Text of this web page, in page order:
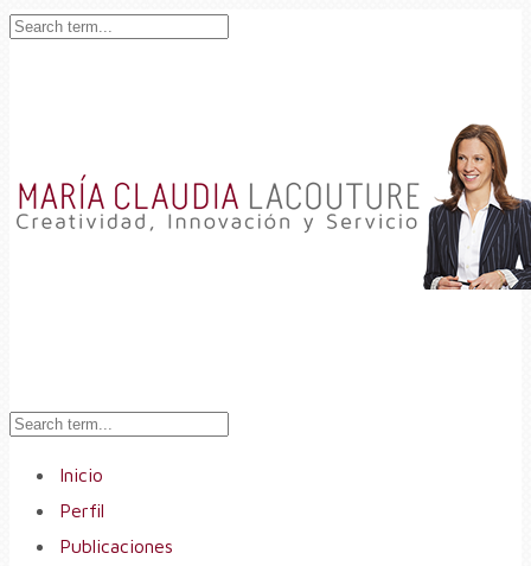
Inicio
Perfil
Publicaciones